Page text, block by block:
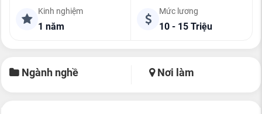
Kinh nghiệm
1 năm
Mức lương
10 - 15 Triệu
Ngành nghề Nơi làm